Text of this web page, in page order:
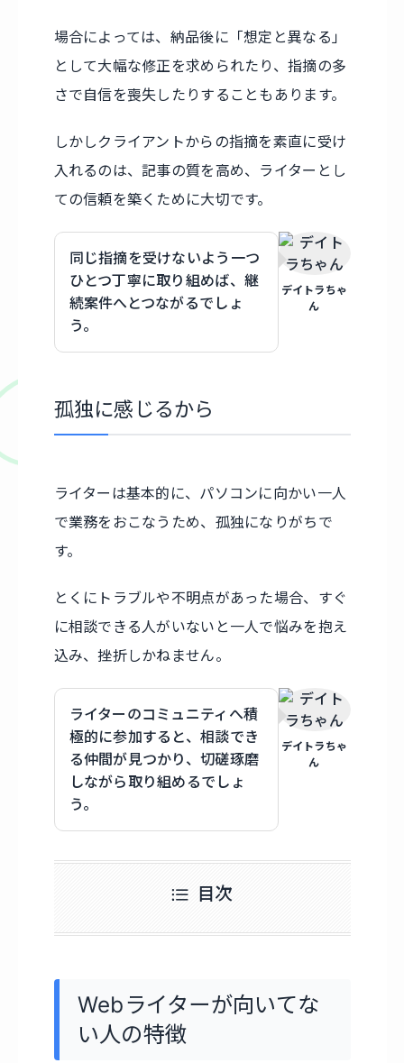
場合によっては、納品後に「想定と異なる」
として大幅な修正を求められたり、指摘の多
さで自信を喪失したりすることもあります。
しかしクライアントからの指摘を素直に受け
入れるのは、記事の質を高め、ライターとし
ての信頼を築くために大切です。
デイトラちゃ
ん
同じ指摘を受けないよう一つ
ひとつ丁寧に取り組めば、継
続案件へとつながるでしょ
う。
孤独に感じるから
ライターは基本的に、パソコンに向かい一人
で業務をおこなうため、孤独になりがちで
す。
とくにトラブルや不明点があった場合、すぐ
に相談できる人がいないと一人で悩みを抱え
込み、挫折しかねません。
デイトラちゃ
ん
ライターのコミュニティへ積
極的に参加すると、相談でき
る仲間が見つかり、切磋琢磨
しながら取り組めるでしょ
う。
目次
Webライターが向いてな
い人の特徴